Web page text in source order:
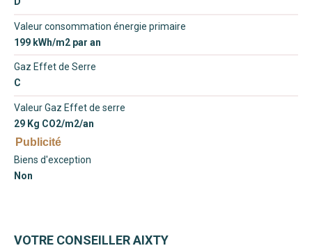
Valeur consommation énergie primaire
199 kWh/m2 par an
Gaz Effet de Serre
C
Valeur Gaz Effet de serre
29 Kg CO2/m2/an
Publicité
Biens d'exception
Non
VOTRE CONSEILLER AIXTY